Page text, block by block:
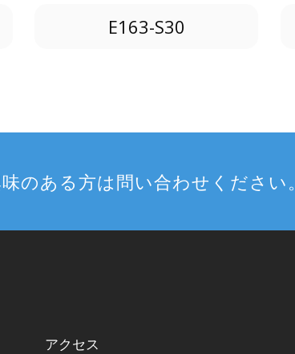
E163-S30
のある方は問い合わせください。
アクセス